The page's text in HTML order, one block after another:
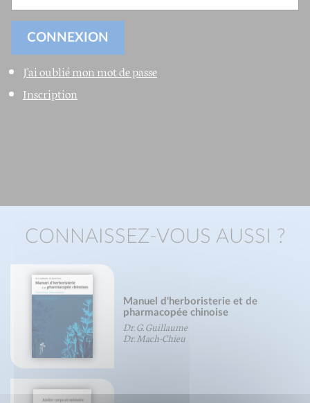
J'ai oublié mon mot de passe
Inscription
CONNAISSEZ-VOUS AUSSI ?
Manuel d'herboristerie et de
pharmacopée chinoise
Dr. G. Guillaume
Dr. Mach-Chieu